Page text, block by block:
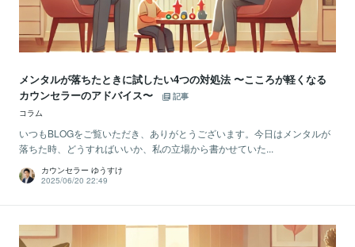
メンタルが落ちたときに試したい4つの対処法 〜こころが軽くなる
カウンセラーのアドバイス〜
記事
コラム
いつもBLOGをご覧いただき、ありがとうございます。今日はメンタルが
落ちた時、どうすればいいか、私の立場から書かせていた...
カウンセラー ゆうすけ
2025/06/20 22:49